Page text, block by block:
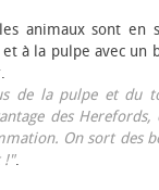
animaux sont en
à la pulpe avec un
de la pulpe et du
des Herefords,
On sort des
!".